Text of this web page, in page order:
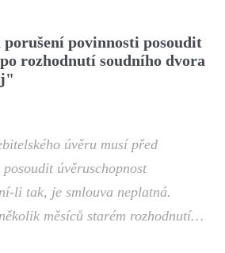
povinnosti posoudit
rozhodnutí soudního dvora
úvěru musí před
úvěruschopnost
li tak, je smlouva neplatná.
měsíců starém rozhodnutí…